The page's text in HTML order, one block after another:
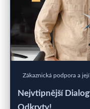
Zákaznická podpora a
Nejvtipnější
Odkryty!